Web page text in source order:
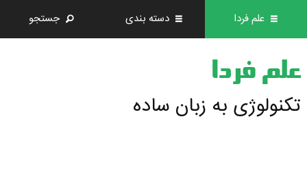
علم فردا دسته بندی جستجو
علم فردا
تکنولوژی به زبان ساده